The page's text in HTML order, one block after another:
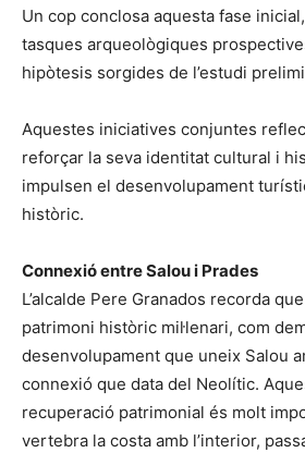
Un cop conclosa aquesta fase
tasques arqueològiques
hipòtesis sorgides de l’estudi
Aquestes iniciatives conjuntes
reforçar la seva identitat cultural i
impulsen el desenvolupament
històric.
Connexió entre Salou i Prades
L’alcalde Pere Granados recorda
patrimoni històric mil·lenari, com
desenvolupament que uneix Salou
connexió que data del Neolític.
recuperació patrimonial és molt
vertebra la costa amb l’interior,